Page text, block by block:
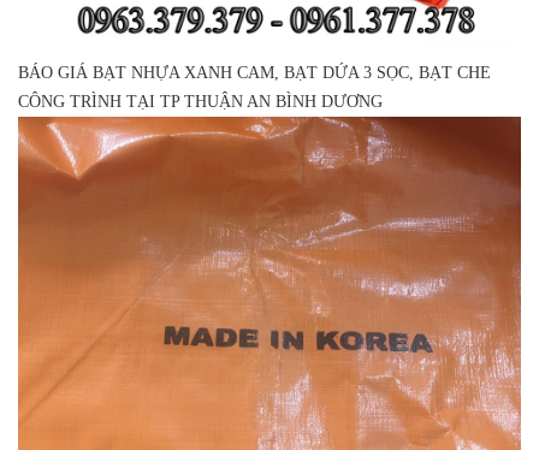
BÁO GIÁ BẠT NHỰA XANH CAM, BẠT DỨA 3 SỌC, BẠT CHE
CÔNG TRÌNH TẠI TP THUẬN AN BÌNH DƯƠNG